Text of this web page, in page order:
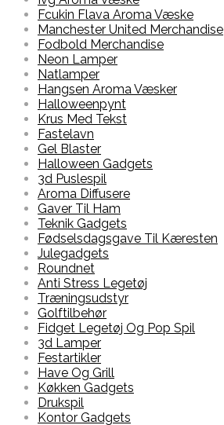
Fcukin Flava Aroma Væske
Manchester United Merchandise
Fodbold Merchandise
Neon Lamper
Natlamper
Hangsen Aroma Væsker
Halloweenpynt
Krus Med Tekst
Fastelavn
Gel Blaster
Halloween Gadgets
3d Puslespil
Aroma Diffusere
Gaver Til Ham
Teknik Gadgets
Fødselsdagsgave Til Kæresten
Julegadgets
Roundnet
Anti Stress Legetøj
Træningsudstyr
Golftilbehør
Fidget Legetøj Og Pop Spil
3d Lamper
Festartikler
Have Og Grill
Køkken Gadgets
Drukspil
Kontor Gadgets